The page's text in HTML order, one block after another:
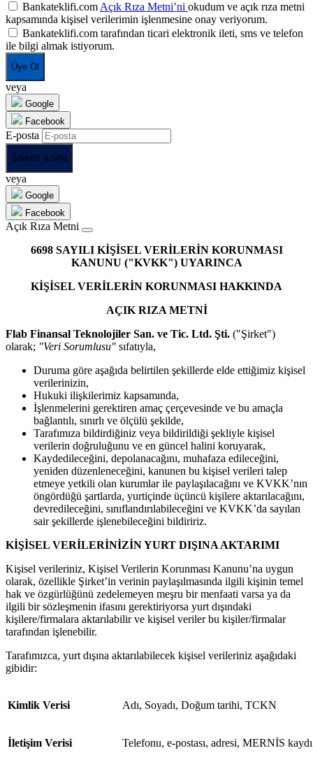
Bankateklifi.com Açık Rıza Metni’ni okudum ve açık rıza metni
kapsamında kişisel verilerimin işlenmesine onay veriyorum.
Bankateklifi.com tarafından ticari elektronik ileti, sms ve telefon
ile bilgi almak istiyorum.
Üye Ol
veya
Google
Facebook
E-posta
Şifremi Sıfırla
veya
Google
Facebook
Açık Rıza Metni
6698 SAYILI KİŞİSEL VERİLERİN KORUNMASI
KANUNU ("KVKK") UYARINCA
KİŞİSEL VERİLERİN KORUNMASI HAKKINDA
AÇIK RIZA METNİ
Flab Finansal Teknolojiler San. ve Tic. Ltd. Şti. ("Şirket")
olarak; "Veri Sorumlusu" sıfatıyla,
Duruma göre aşağıda belirtilen şekillerde elde ettiğimiz kişisel
verilerinizin,
Hukuki ilişkilerimiz kapsamında,
İşlenmelerini gerektiren amaç çerçevesinde ve bu amaçla
bağlantılı, sınırlı ve ölçülü şekilde,
Tarafımıza bildirdiğiniz veya bildirildiği şekliyle kişisel
verilerin doğruluğunu ve en güncel halini koruyarak,
Kaydedileceğini, depolanacağını, muhafaza edileceğini,
yeniden düzenleneceğini, kanunen bu kişisel verileri talep
etmeye yetkili olan kurumlar ile paylaşılacağını ve KVKK’nın
öngördüğü şartlarda, yurtiçinde üçüncü kişilere aktarılacağını,
devredileceğini, sınıflandırılabileceğini ve KVKK’da sayılan
sair şekillerde işlenebileceğini bildiririz.
KİŞİSEL VERİLERİNİZİN YURT DIŞINA AKTARIMI
Kişisel verileriniz, Kişisel Verilerin Korunması Kanunu’na uygun
olarak, özellikle Şirket’in verinin paylaşılmasında ilgili kişinin temel
hak ve özgürlüğünü zedelemeyen meşru bir menfaati varsa ya da
ilgili bir sözleşmenin ifasını gerektiriyorsa yurt dışındaki
kişilere/firmalara aktarılabilir ve kişisel veriler bu kişiler/firmalar
tarafından işlenebilir.
Tarafımızca, yurt dışına aktarılabilecek kişisel verileriniz aşağıdaki
gibidir:
Kimlik Verisi Adı, Soyadı, Doğum tarihi, TCKN
İletişim Verisi Telefonu, e-postası, adresi, MERNİS kaydı